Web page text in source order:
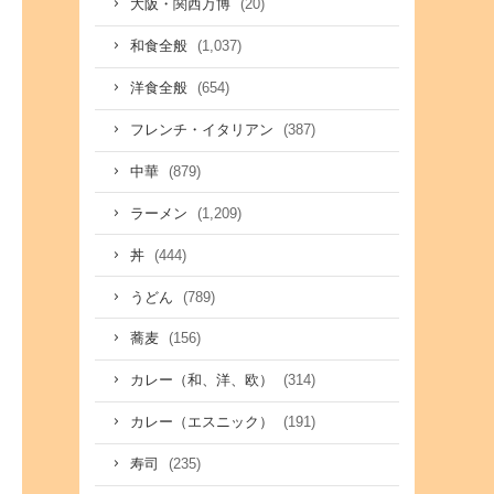
大阪・関西万博 (20)
和食全般 (1,037)
洋食全般 (654)
フレンチ・イタリアン (387)
中華 (879)
ラーメン (1,209)
丼 (444)
うどん (789)
蕎麦 (156)
カレー（和、洋、欧） (314)
カレー（エスニック） (191)
寿司 (235)